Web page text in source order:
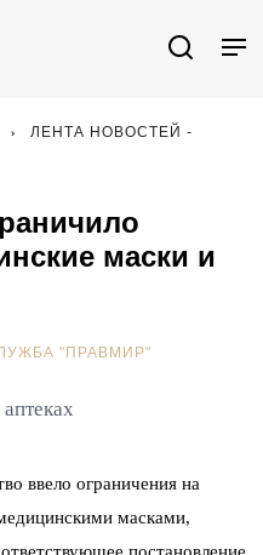
ЛЕНТА НОВОСТЕЙ -
маски и
"ПРАВМИР"
ввело ограничения на
масками,